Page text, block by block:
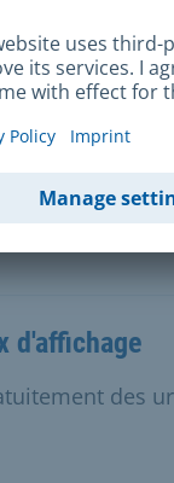
élection en
vous
du Land de
les
ligne.
d'affichage
des